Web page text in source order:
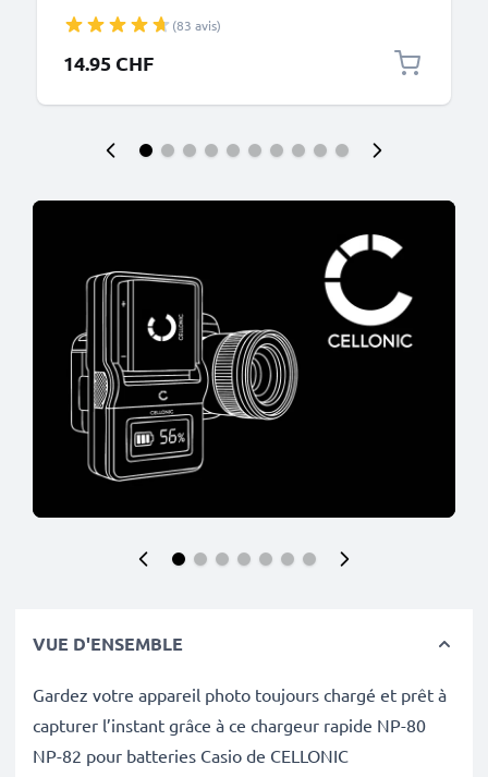
(83 avis)
14.95 CHF
VUE D'ENSEMBLE
Gardez votre appareil photo toujours chargé et prêt à
capturer l’instant grâce à ce chargeur rapide NP-80
NP-82 pour batteries Casio de CELLONIC